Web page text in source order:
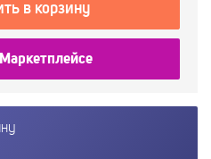
в корзину
Маркетплейсе